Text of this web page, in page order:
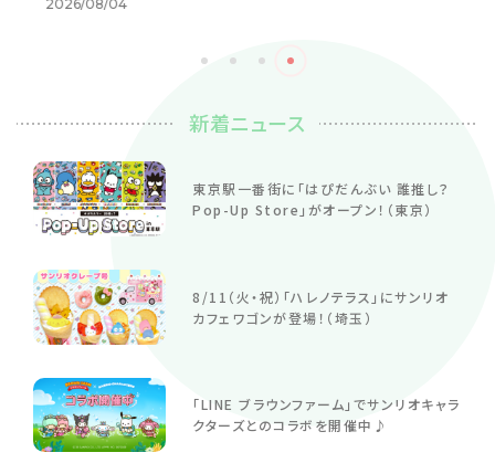
ポップアップストア
新着ニュース
東京駅一番街に「はぴだんぶい 誰推し？
Pop-Up Store」がオープン！（東京）
8/11（火・祝）「ハレノテラス」にサンリオ
カフェワゴンが登場！（埼玉）
「LINE ブラウンファーム」でサンリオキャラ
クターズとのコラボを開催中♪